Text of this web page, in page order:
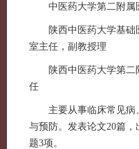
中医药大学第二附属
陕西中医药大学基础
室主任，副教授理
陕西中医药大学第二
任
主要从事临床常见病
与预防。发表论文20篇
题3项。